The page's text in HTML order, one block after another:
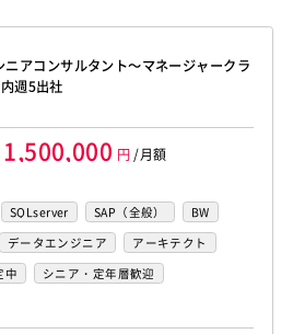
対...
アコンサルタント～マネージャークラ
週5出社
1,500,000 円 /月額
SQLserver SAP（全般）
BW
データエンジニア
アーキテクト
中 シニア・定年層歓迎